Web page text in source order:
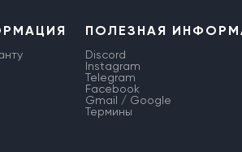
ПОЛЕЗНАЯ
Discord
Instagram
Telegram
Facebook
Gmail / Google
Термины